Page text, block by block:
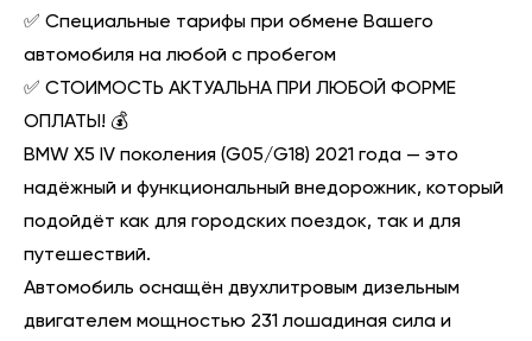
✅ Специальные тарифы при обмене Вашего
автомобиля на любой с пробегом
✅ СТОИМОСТЬ АКТУАЛЬНА ПРИ ЛЮБОЙ ФОРМЕ
ОПЛАТЫ! 💰
BMW X5 IV поколения (G05/G18) 2021 года — это
надёжный и функциональный внедорожник, который
подойдёт как для городских поездок, так и для
путешествий.
Автомобиль оснащён двухлитровым дизельным
двигателем мощностью 231 лошадиная сила и